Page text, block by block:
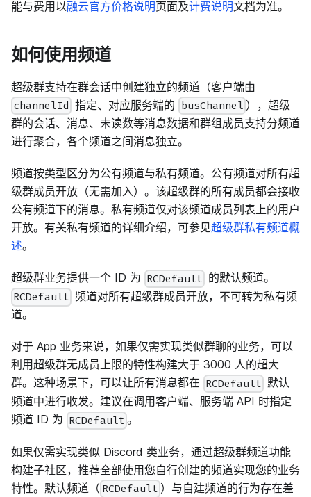
能与费用以融云官方价格说明页面及计费说明文档为准。
如何使用频道
超级群支持在群会话中创建独立的频道（客户端由
channelId 指定、对应服务端的 busChannel ），超级
群的会话、消息、未读数等消息数据和群组成员支持分频道
进行聚合，各个频道之间消息独立。
频道按类型区分为公有频道与私有频道。公有频道对所有超
级群成员开放（无需加入）。该超级群的所有成员都会接收
公有频道下的消息。私有频道仅对该频道成员列表上的用户
开放。有关私有频道的详细介绍，可参见超级群私有频道概
述。
超级群业务提供一个 ID 为 RCDefault 的默认频道。
RCDefault 频道对所有超级群成员开放，不可转为私有频
道。
对于 App 业务来说，如果仅需实现类似群聊的业务，可以
利用超级群无成员上限的特性构建大于 3000 人的超大
群。这种场景下，可以让所有消息都在 RCDefault 默认
频道中进行收发。建议在调用客户端、服务端 API 时指定
频道 ID 为 RCDefault 。
如果仅需实现类似 Discord 类业务，通过超级群频道功能
构建子社区，推荐全部使用您自行创建的频道实现您的业务
特性。默认频道（ RCDefault ）与自建频道的行为存在差